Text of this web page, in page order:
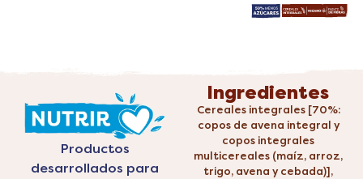
Productos
desarrollados para
Ingredientes
Cereales integrales [70%:
copos de avena integral y
copos integrales
multicereales (maíz, arroz,
trigo, avena y cebada)],